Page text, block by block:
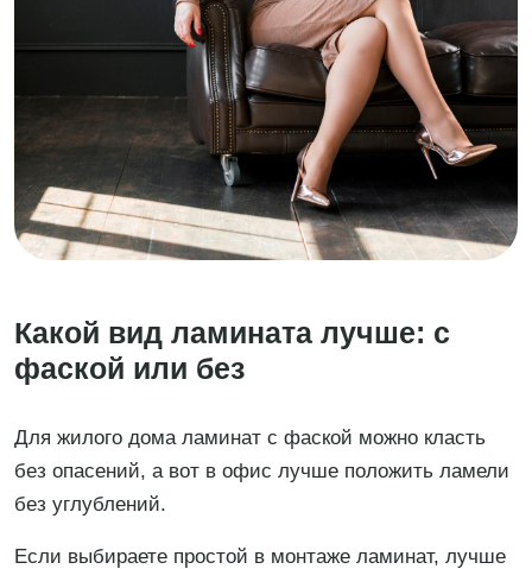
Какой вид ламината лучше: с
фаской или без
Для жилого дома ламинат с фаской можно класть
без опасений, а вот в офис лучше положить ламели
без углублений.
Если выбираете простой в монтаже ламинат, лучше